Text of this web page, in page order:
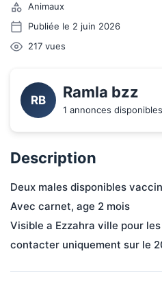
Animaux
Publiée le 2 juin 2026
217 vues
RB Ramla bzz
1 annonces disponibles
Description
Deux males disponibles
Avec carnet, age 2 mois
Visible a Ezzahra ville pour
contacter uniquement sur le